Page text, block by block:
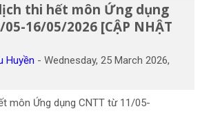
thi hết môn Ứng dụng
16/05/2026 [CẬP NHẬT
Huyền -Wednesday, 25 March 2026,
trả lời: 0
môn Ứng dụng CNTT từ 11/05-